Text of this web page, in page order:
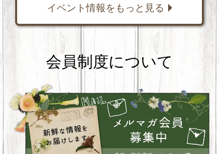
イベント情報をもっと見る
会員制度について